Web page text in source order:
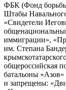
ФБК (Фонд борьбы
Штабы
«Свидетели
иммиграции»,
им. Степана
общероссийская
батальоны
и запрещены: